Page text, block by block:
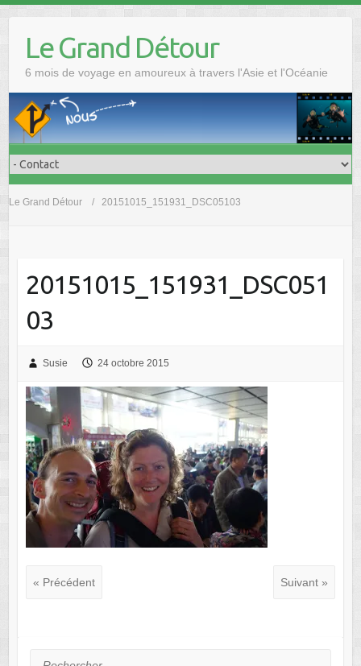
Le Grand Détour
6 mois de voyage en amoureux à travers l'Asie et l'Océanie
Le Grand Détour 20151015_151931_DSC05103
20151015_151931_DSC051
03
Susie 24 octobre 2015
« Précédent Suivant »
Rechercher